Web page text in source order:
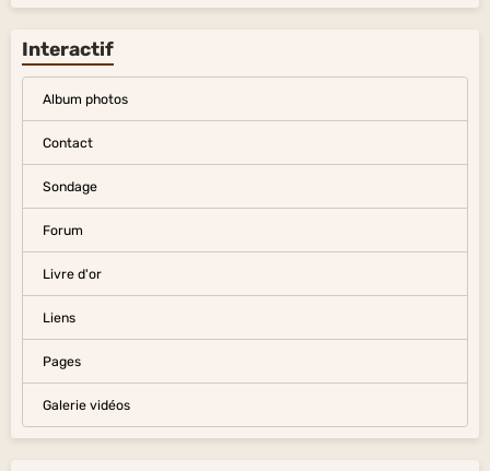
Interactif
Album photos
Contact
Sondage
Forum
Livre d'or
Liens
Pages
Galerie vidéos